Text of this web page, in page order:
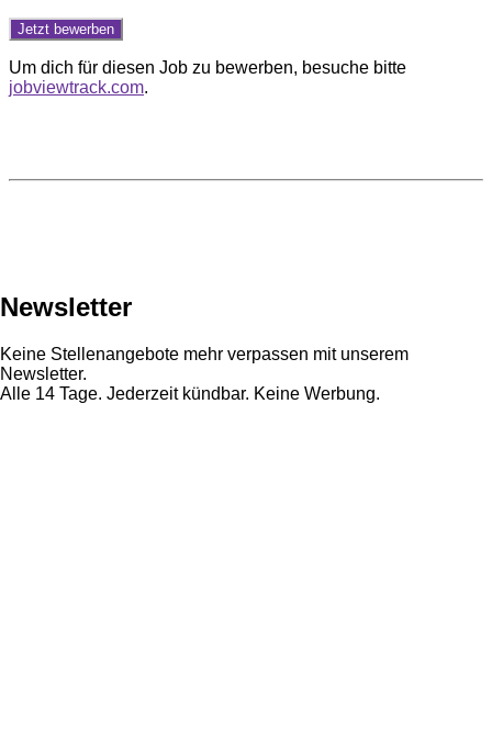
Um dich für diesen Job zu bewerben, besuche bitte
jobviewtrack.com.
Newsletter
Keine Stellenangebote mehr verpassen mit unserem
Newsletter.
Alle 14 Tage. Jederzeit kündbar. Keine Werbung.